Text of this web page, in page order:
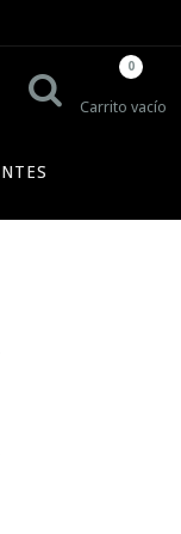
Carrito vacío
0